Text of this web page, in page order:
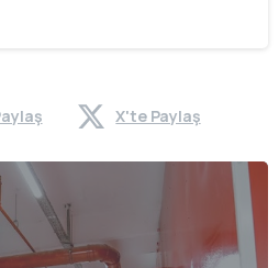
X'te Paylaş